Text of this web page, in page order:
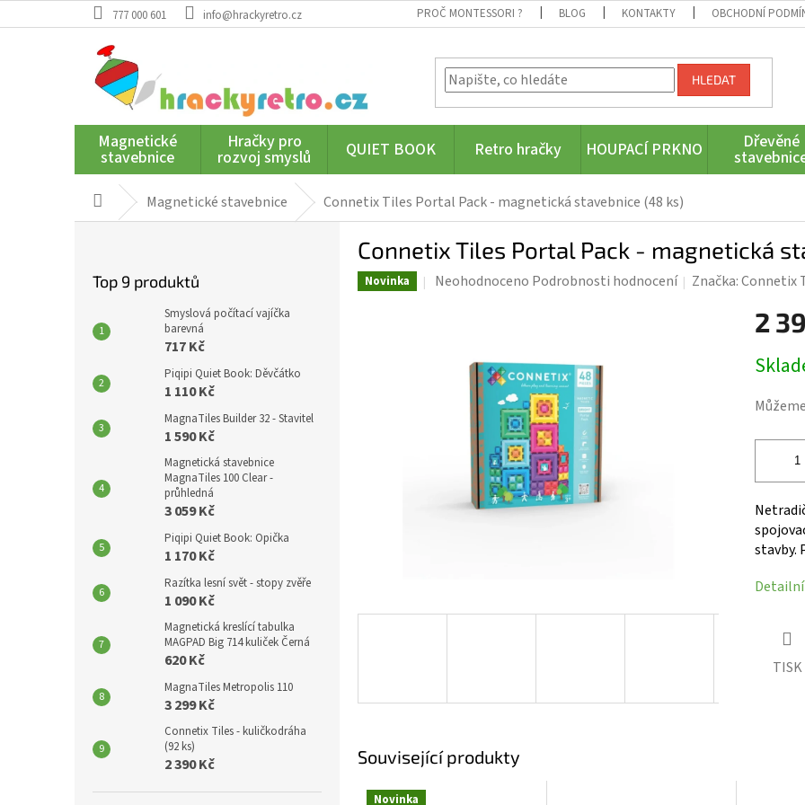
na
777 000 601 info@hrackyretro.cz PROČ MONTESSORI ? BLOG KONTAKTY OBCHODNÍ
HLEDAT
Magnetické
stavebnice
Hračky pro
rozvoj smyslů QUIET BOOK Retro hračky HOUPACÍ PRKNO Dřevěné
Domů Magnetické stavebnice Connetix Tiles Portal Pack - magnetická stavebnice (48 ks)
Top 9 produktů
Smyslová počítací vajíčka
barevná
717 Kč
Piqipi Quiet Book: Děvčátko
1 110 Kč
MagnaTiles Builder 32 - Stavitel
1 590 Kč
Magnetická stavebnice
MagnaTiles 100 Clear -
průhledná
3 059 Kč
Piqipi Quiet Book: Opička
1 170 Kč
Razítka lesní svět - stopy zvěře
1 090 Kč
Magnetická kreslící tabulka
MAGPAD Big 714 kuliček Černá
620 Kč
MagnaTiles Metropolis 110
3 299 Kč
Connetix Tiles - kuličkodráha
(92 ks)
2 390 Kč
Connetix Tiles Portal Pack - magnetická
Novinka
Průměrné
hvězdiček.
Neohodnoceno Podrobnosti hodnocení Značka:Connetix
2
cena:
stavby.
TISK
Související produkty
Novinka